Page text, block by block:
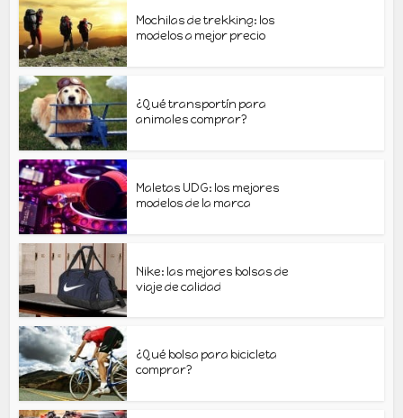
Mochilas de trekking: los
modelos a mejor precio
¿Qué transportín para
animales comprar?
Maletas UDG: los mejores
modelos de la marca
Nike: las mejores bolsas de
viaje de calidad
¿Qué bolsa para bicicleta
comprar?